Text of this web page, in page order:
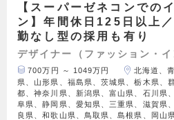
【スーパーゼネコンでの
ン】年間休日125日以上
勤なし型の採用も有り
デザイナー（ファッション・イ
700万円 ～ 1049万円
北海道、
県、山形県、福島県、茨城県、栃木県、
都、神奈川県、新潟県、富山県、石川県
阜県、静岡県、愛知県、三重県、滋賀県
良県、和歌山県、鳥取県、島根県、岡山